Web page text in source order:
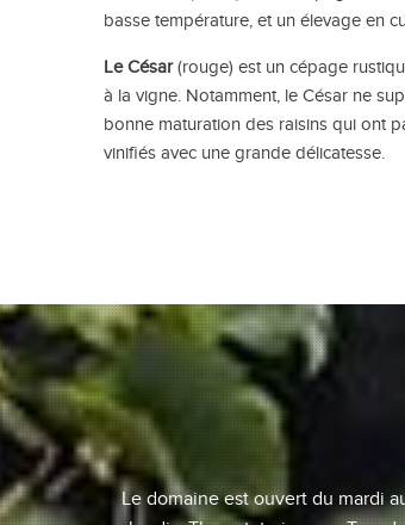
basse température, et un élevage en
LeCésar(rouge) est un cépage
à la vigne. Notamment, le César ne
bonne maturation des raisins qui ont
vinifiés avec une grande délicatesse.
Le domaine est ouvert du mardi